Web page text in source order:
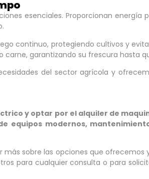
esenciales. Proporcionan
continuo, protegiendo cultivos y
garantizando su frescura hasta
del sector agrícola y
y optar por el alquiler de
equipos modernos,
sobre las opciones que
para cualquier consulta o para